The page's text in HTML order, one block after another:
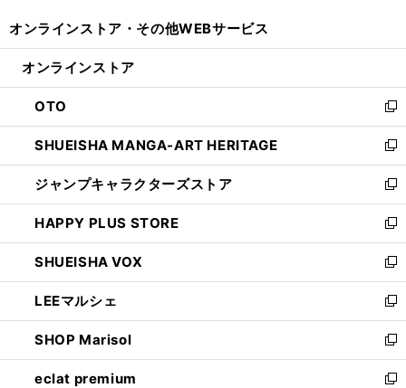
開
ン
ウ
で
開
く
ウ
ン
ド
ウ
で
開
く
オンラインストア・ その他WEBサービス
オンラインストア
OTO
新
し
い
ウ
ィ
ン
ド
ウ
で
開
く
SHUEISHA MANGA-ART HERITAGE
新
し
い
ウ
ィ
ン
ド
ウ
で
開
く
ジャンプキャラクターズストア
新
し
い
ウ
ィ
ン
ド
ウ
で
開
く
HAPPY PLUS STORE
新
し
い
ウ
ィ
ン
ド
ウ
で
SHUEISHA VOX
新
し
い
ウ
ィ
ン
ド
LEEマルシェ
新
し
い
ウ
ィ
SHOP Marisol
新
し
い
eclat premium
新